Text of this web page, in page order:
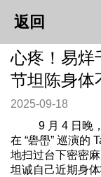
返回
心疼！易烊
节坦陈身体
2025-09-18
9 月 4 日晚，
在 “礐嶨” 巡演的
地扫过台下密密
坦诚自己近期身体